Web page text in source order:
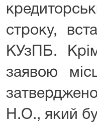
строку,
КУзПБ.
заявою
Н.О., який